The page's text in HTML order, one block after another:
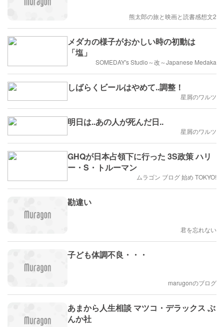
熊太郎の旅と映画と読書感想文2
メダカの様子がおかしい時の初動は
「塩」
SOMEDAY's Studio～改～Japanese Medaka
しばらくビールはやめて..調整！
星屑のワルツ
明日は..あの人が死んだ日..
星屑のワルツ
GHQが日本占領下に行った 3S政策 ハリ
ー・S・トルーマン
ムラゴン ブログ 始め TOKYO!
勘違い
君を忘れない
子ども体調不良・・・
marugonのブログ
あまから人生相談 マツコ・デラックス ぶ
んか社